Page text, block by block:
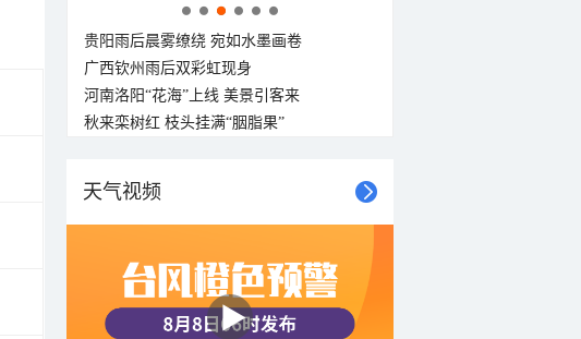
贵阳雨后晨雾缭绕 宛如水墨画卷
广西钦州雨后双彩虹现身
河南洛阳“花海”上线 美景引客来
秋来栾树红 枝头挂满“胭脂果”
天气视频